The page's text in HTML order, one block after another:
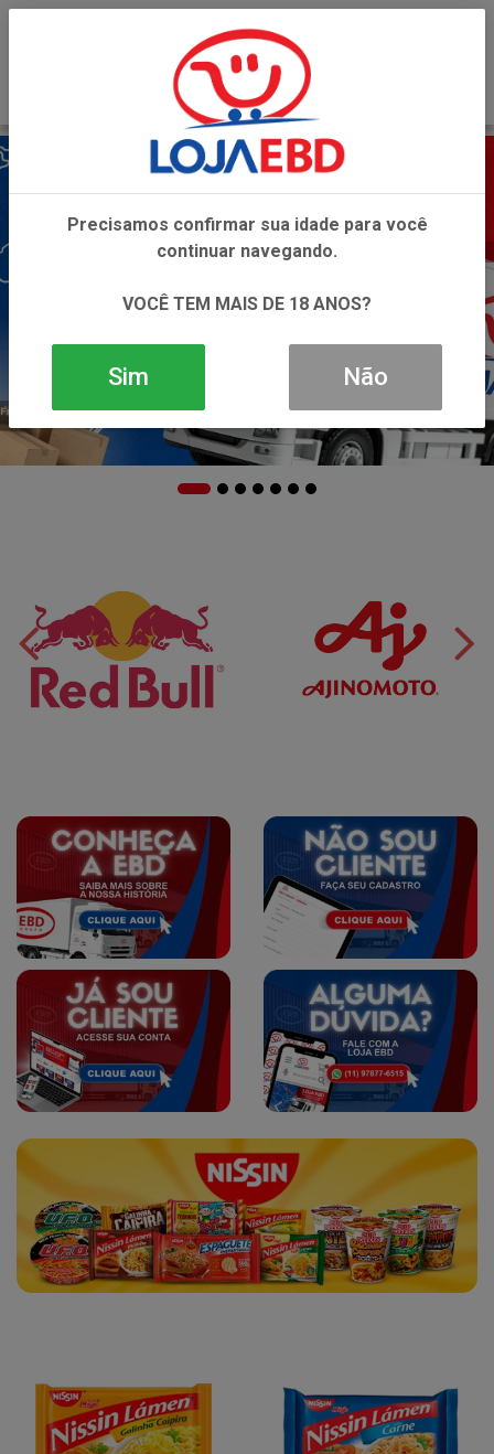
Precisamos confirmar sua idade para você
continuar navegando.
VOCÊ TEM MAIS DE 18 ANOS?
Sim Não